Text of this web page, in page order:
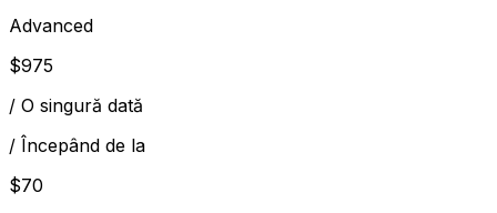
Advanced
$975
/ O singură dată
/ Începând de la
$70